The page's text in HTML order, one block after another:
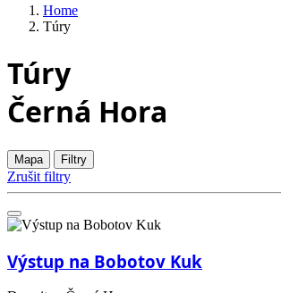
Home
Túry
Túry
Černá Hora
Mapa Filtry
Zrušit filtry
Výstup na Bobotov Kuk